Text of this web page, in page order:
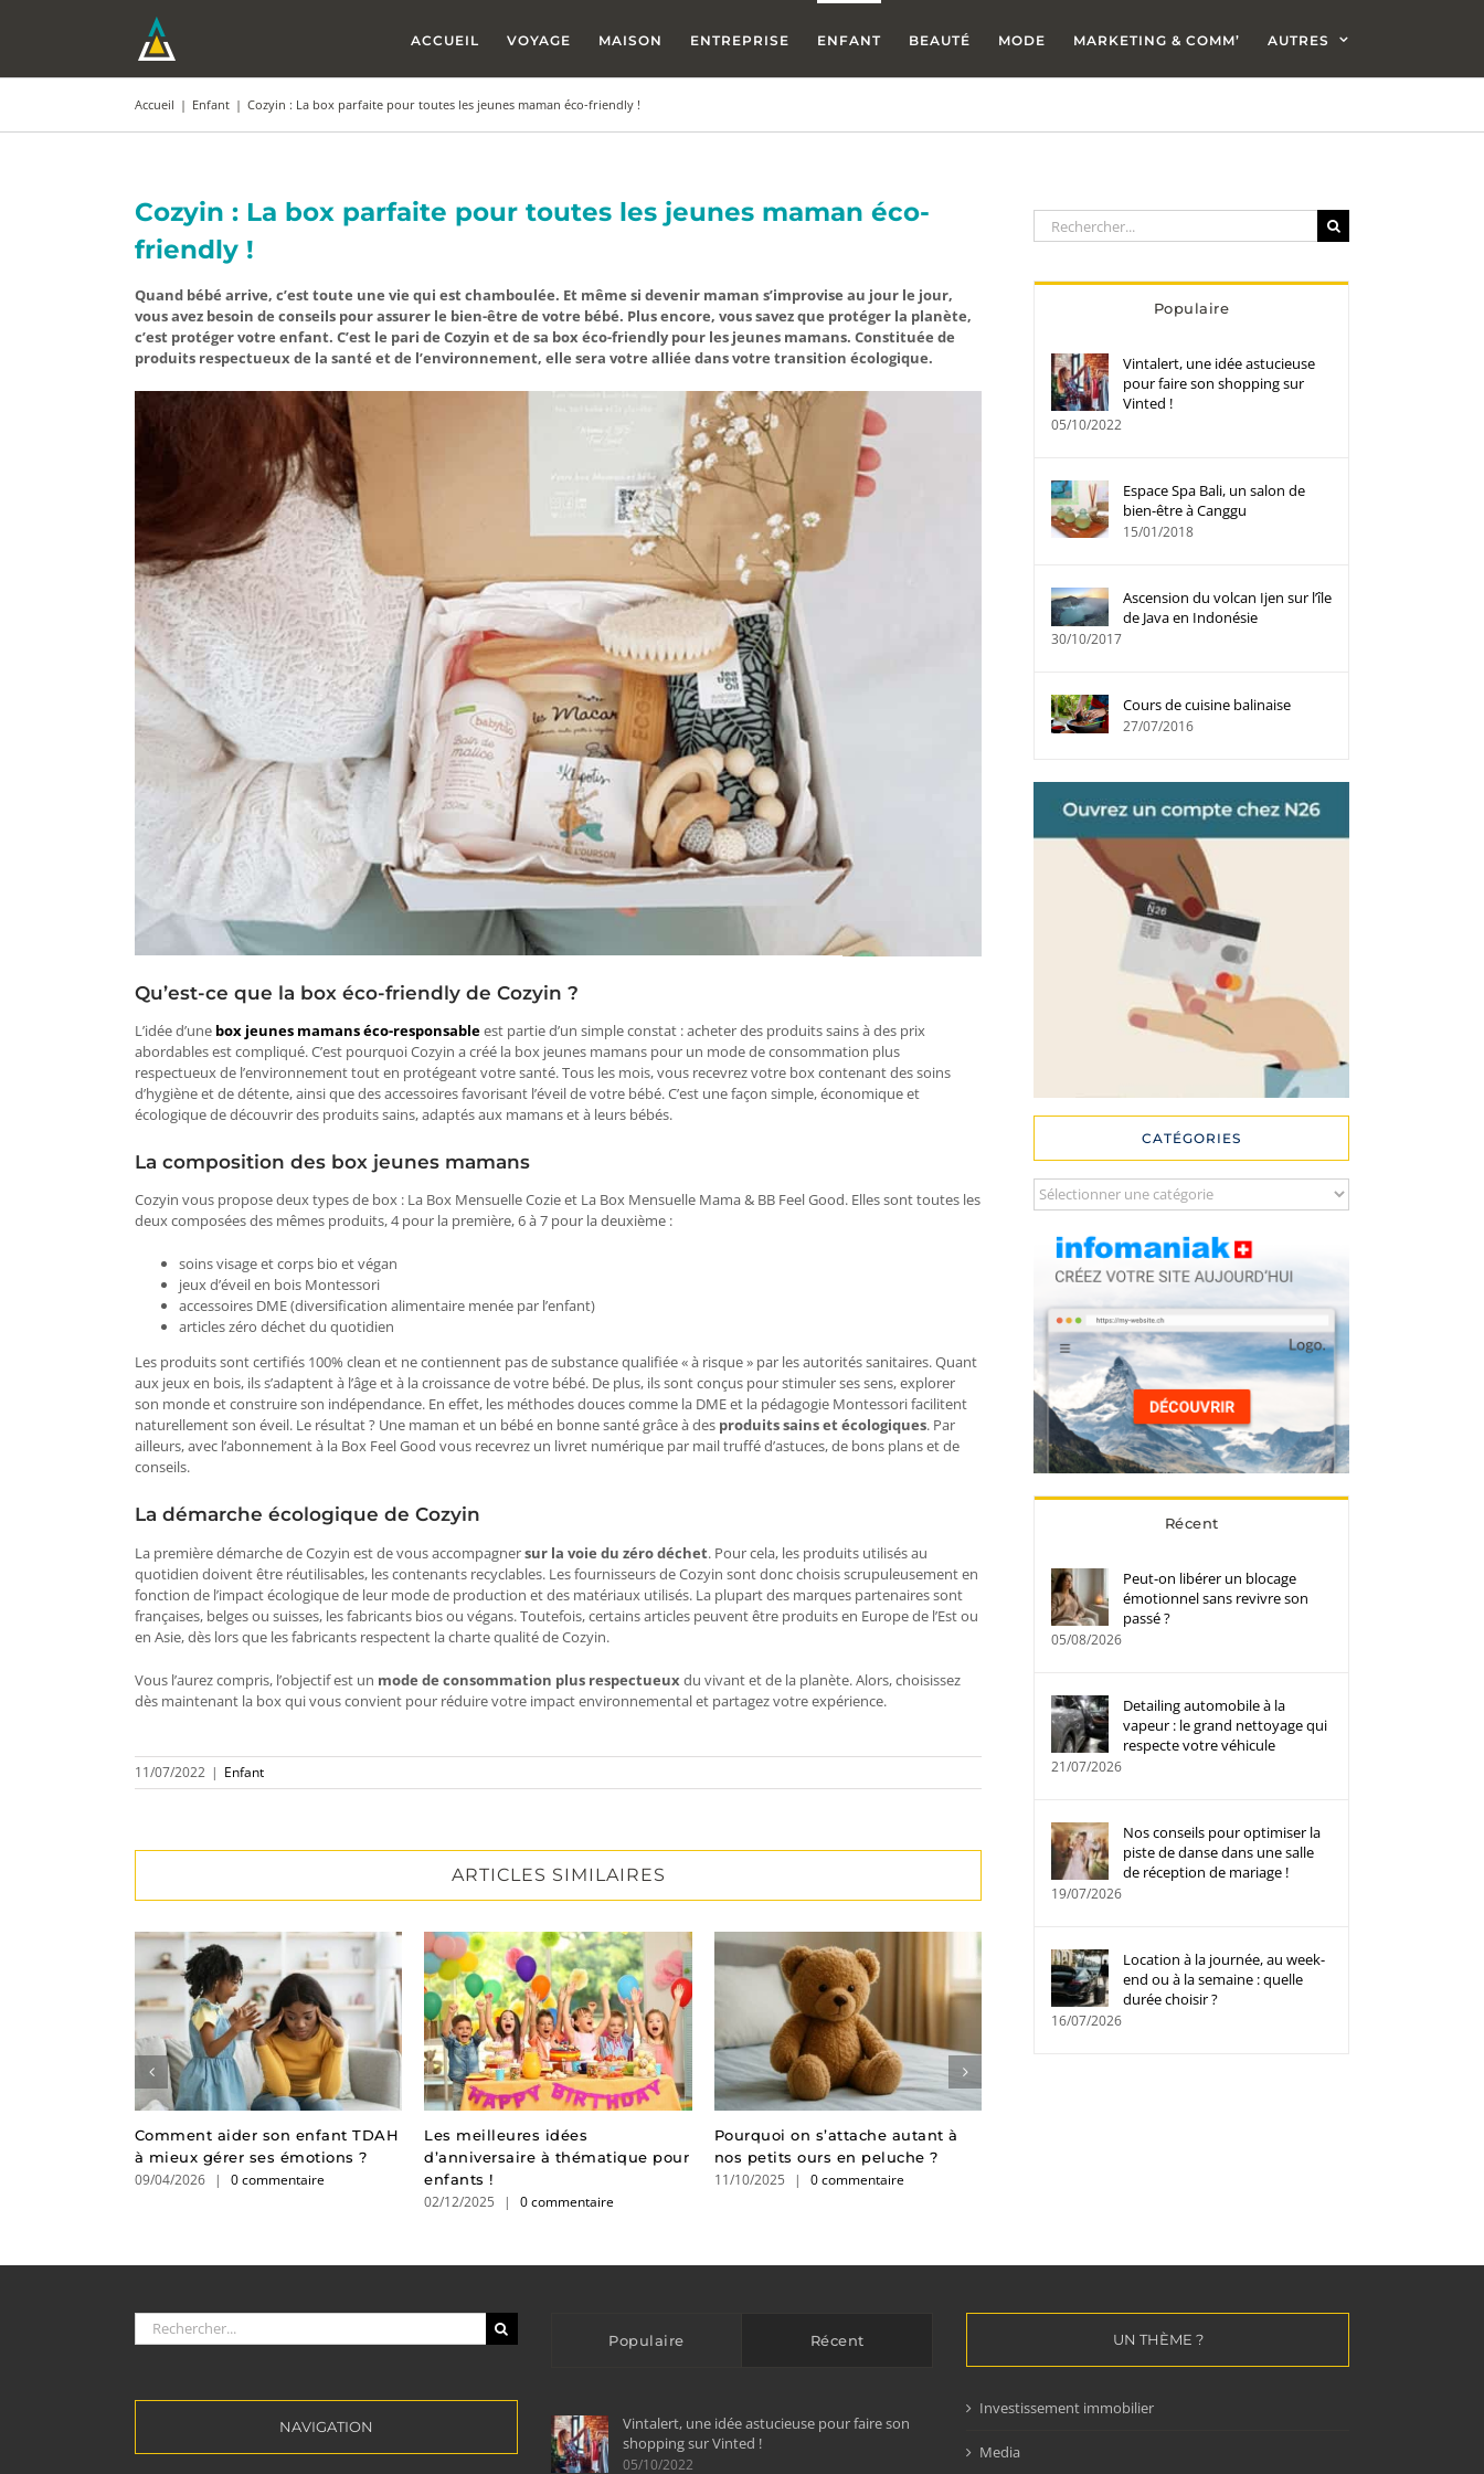
ACCUEIL VOYAGE MAISON ENTREPRISE ENFANT BEAUTÉ MODE MARKETING & COMM’ AUTRES
Accueil | Enfant | Cozyin : La box parfaite pour toutes les jeunes maman éco-friendly !
Cozyin : La box parfaite pour toutes les jeunes maman éco-
friendly !
Quand bébé arrive, c’est toute une vie qui est chamboulée. Et même si devenir maman s’improvise au jour le jour,
vous avez besoin de conseils pour assurer le bien-être de votre bébé. Plus encore, vous savez que protéger la planète,
c’est protéger votre enfant. C’est le pari de Cozyin et de sa box éco-friendly pour les jeunes mamans. Constituée de
produits respectueux de la santé et de l’environnement, elle sera votre alliée dans votre transition écologique.
Qu’est-ce que la box éco-friendly de Cozyin ?
L’idée d’une box jeunes mamans éco-responsableest partie d’un simple constat : acheter des produits sains à des prix
abordables est compliqué. C’est pourquoi Cozyin a créé la box jeunes mamans pour un mode de consommation plus
respectueux de l’environnement tout en protégeant votre santé. Tous les mois, vous recevrez votre box contenant des soins
d’hygiène et de détente, ainsi que des accessoires favorisant l’éveil de votre bébé. C’est une façon simple, économique et
écologique de découvrir des produits sains, adaptés aux mamans et à leurs bébés.
La composition des box jeunes mamans
Cozyin vous propose deux types de box : La Box Mensuelle Cozie et La Box Mensuelle Mama & BB Feel Good. Elles sont toutes les
deux composées des mêmes produits, 4 pour la première, 6 à 7 pour la deuxième :
soins visage et corps bio et végan
jeux d’éveil en bois Montessori
accessoires DME (diversification alimentaire menée par l’enfant)
articles zéro déchet du quotidien
Les produits sont certifiés 100% clean et ne contiennent pas de substance qualifiée « à risque » par les autorités sanitaires. Quant
aux jeux en bois, ils s’adaptent à l’âge et à la croissance de votre bébé. De plus, ils sont conçus pour stimuler ses sens, explorer
son monde et construire son indépendance. En effet, les méthodes douces comme la DME et la pédagogie Montessori facilitent
naturellement son éveil. Le résultat ? Une maman et un bébé en bonne santé grâce à des produits sains et écologiques. Par
ailleurs, avec l’abonnement à la Box Feel Good vous recevrez un livret numérique par mail truffé d’astuces, de bons plans et de
conseils.
La démarche écologique de Cozyin
La première démarche de Cozyin est de vous accompagnersur la voie du zéro déchet. Pour cela, les produits utilisés au
quotidien doivent être réutilisables, les contenants recyclables. Les fournisseurs de Cozyin sont donc choisis scrupuleusement en
fonction de l’impact écologique de leur mode de production et des matériaux utilisés. La plupart des marques partenaires sont
françaises, belges ou suisses, les fabricants bios ou végans. Toutefois, certains articles peuvent être produits en Europe de l’Est ou
en Asie, dès lors que les fabricants respectent la charte qualité de Cozyin.
Vous l’aurez compris, l’objectif est un mode de consommation plus respectueuxdu vivant et de la planète. Alors, choisissez
dès maintenant la box qui vous convient pour réduire votre impact environnemental et partagez votre expérience.
11/07/2022 | Enfant
ARTICLES SIMILAIRES
Comment aider son enfant TDAH
à mieux gérer ses émotions ?
09/04/2026 | 0 commentaire
Les meilleures idées
d’anniversaire à thématique pour
enfants !
02/12/2025 | 0 commentaire
Pourquoi on s’attache autant à
nos petits ours en peluche ?
11/10/2025 | 0 commentaire
Rechercher:
Populaire
Vintalert, une idée astucieuse
pour faire son shopping sur
Vinted !
05/10/2022
Espace Spa Bali, un salon de
bien-être à Canggu
15/01/2018
Ascension du volcan Ijen sur l’île
de Java en Indonésie
30/10/2017
Cours de cuisine balinaise
27/07/2016
CATÉGORIES
Catégories
Récent
Peut-on libérer un blocage
émotionnel sans revivre son
passé ?
05/08/2026
Detailing automobile à la
vapeur : le grand nettoyage qui
respecte votre véhicule
21/07/2026
Nos conseils pour optimiser la
piste de danse dans une salle
de réception de mariage !
19/07/2026
Location à la journée, au week-
end ou à la semaine : quelle
durée choisir ?
16/07/2026
Rechercher:
NAVIGATION
Populaire Récent
Vintalert, une idée astucieuse pour faire son
shopping sur Vinted !
05/10/2022
UN THÈME ?
Investissement immobilier
Media